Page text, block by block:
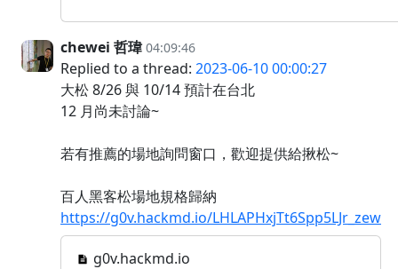
chewei 哲瑋 04:09:46
Replied to a thread: 2023-06-10 00:00:27
大松 8/26 與 10/14 預計在台北
12 月尚未討論~
若有推薦的場地詢問窗口，歡迎提供給揪松~
百人黑客松場地規格歸納
https://g0v.hackmd.io/LHLAPHxjTt6Spp5LJr_zew
g0v.hackmd.io